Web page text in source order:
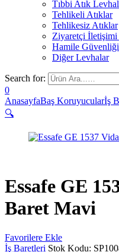
Tıbbi Atık
Tehlikeli Atıklar
Tehlikesiz Atıklar
Ziyaretçi İletişimi
Hamile Güvenliği
Diğer Levhalar
Search for:
0
AnasayfaBaş Koruyucularİş
🔍
Essafe GE
Baret Mavi
Favorilere Ekle
İş Baretleri Stok Kodu: